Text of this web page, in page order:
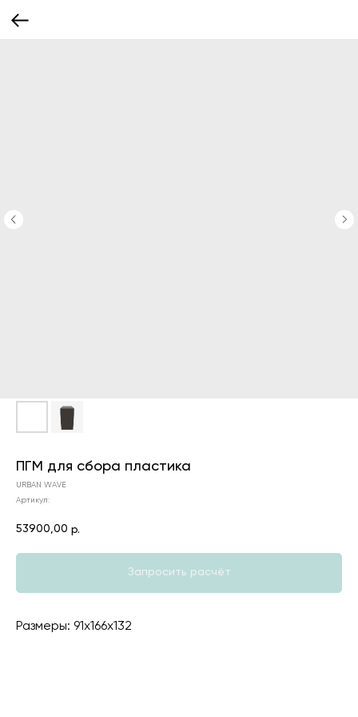
ПГМ для сбора пластика
URBAN WAVE
Артикул:
53900,00 р.
Запросить расчёт
Размеры: 91х166х132